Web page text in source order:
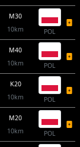
M30
10km
POL
M40
10km
POL
K20
10km
POL
M20
10km
POL